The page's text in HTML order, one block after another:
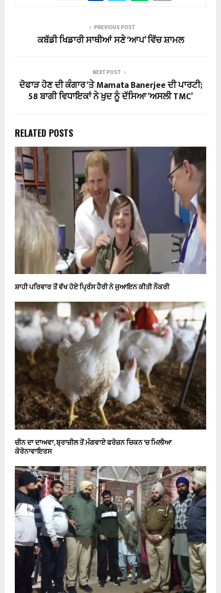
PREVIOUS POST
ਕਬੱਡੀ ਖਿਡਾਰੀ ਸਾਥੀਆਂ ਸਣੇ ‘ਆਪ’ ਵਿੱਚ ਸ਼ਾਮਲ
NEXT POST
ਦੋਫਾੜ ਹੋਣ ਦੀ ਕੰਗਾਰ ‘ਤੇ Mamata Banerjee ਦੀ ਪਾਰਟੀ;
58 ਬਾਗੀ ਵਿਧਾਇਕਾਂ ਨੇ ਖੁਦ ਨੂੰ ਦੱਸਿਆ ‘ਅਸਲੀ TMC’
RELATED POSTS
ਸ਼ਾਹੀ ਪਰਿਵਾਰ ਤੋਂ ਵੱਖ ਹੋਏ ਪ੍ਰਿੰਸ ਹੈਰੀ ਨੇ ਜੁਆਇਨ ਕੀਤੀ ਨੌਕਰੀ
ਚੀਨ ਦਾ ਦਾਅਵਾ, ਬ੍ਰਾਜ਼ੀਲ ਤੋਂ ਮੰਗਵਾਏ ਫਰੋਜ਼ਨ ਚਿਕਨ ‘ਚ ਮਿਲੀਆ
ਕੋਰੋਨਾਵਾਇਰਸ